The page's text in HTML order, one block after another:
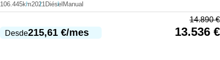
106.445km2021Diésel Manual
Desde215,61 €/mes
14.890€
13.536 €